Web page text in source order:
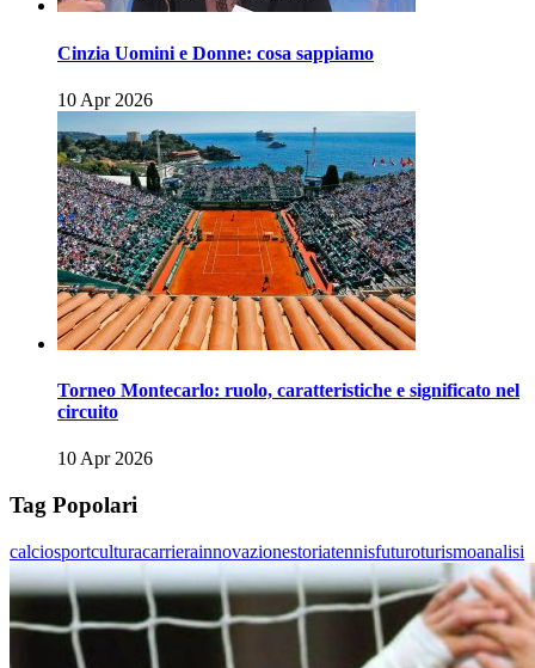
Cinzia Uomini e Donne: cosa sappiamo
10 Apr 2026
Torneo Montecarlo: ruolo, caratteristiche e significato nel
circuito
10 Apr 2026
Tag Popolari
calciosportculturacarrierainnovazionestoriatennisfuturoturismoanalisi